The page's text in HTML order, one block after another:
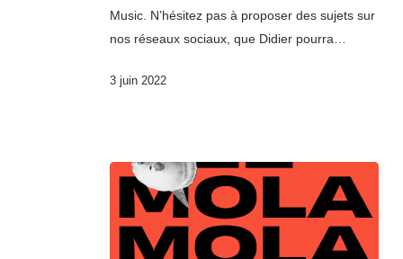
Music. N’hésitez pas à proposer des sujets sur
nos réseaux sociaux, que Didier pourra…
3 juin 2022